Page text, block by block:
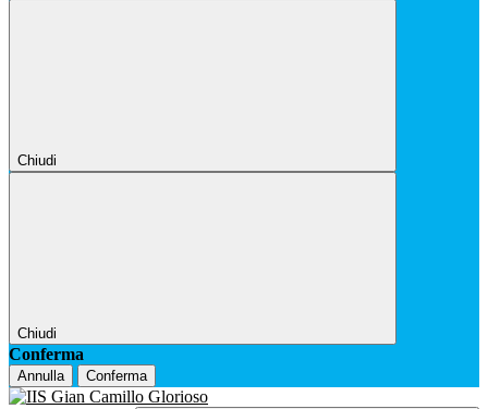
Chiudi
Chiudi
Conferma
Annulla Conferma